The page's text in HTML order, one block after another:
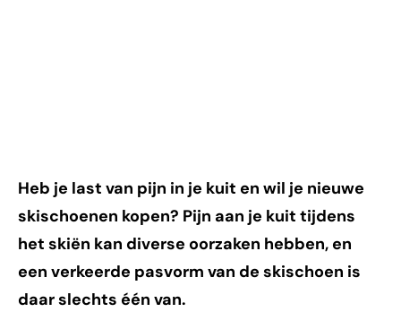
Heb je last van pijn in je kuit en wil je nieuwe
skischoenen kopen? Pijn aan je kuit tijdens
het skiën kan diverse oorzaken hebben, en
een verkeerde pasvorm van de skischoen is
daar slechts één van.